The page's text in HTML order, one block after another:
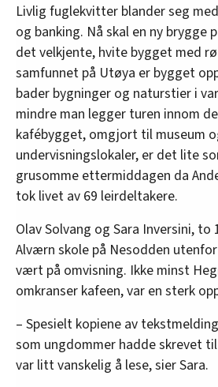
Livlig fuglekvitter blander seg
og banking. Nå skal en ny brygge
det velkjente, hvite bygget med
samfunnet på Utøya er bygget
bader bygninger og naturstier i
mindre man legger turen innom
kafébygget, omgjort til museum
undervisningslokaler, er det lite
grusomme ettermiddagen da
tok livet av 69 leirdeltakere.
Olav Solvang og Sara Inversini, to
Alværn skole på Nesodden
vært på omvisning. Ikke minst
omkranser kafeen, var en sterk
– Spesielt kopiene av
som ungdommer hadde skrevet
var litt vanskelig å lese, sier Sara.